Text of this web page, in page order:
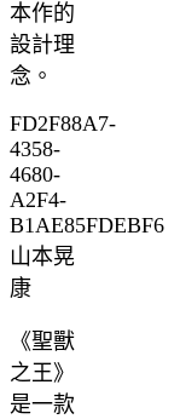
本作的
設計理
念。
FD2F88A7-
4358-
4680-
A2F4-
B1AE85FDEBF6
山本晃
康
《聖獸
之王》
是一款